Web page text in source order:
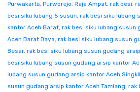
Purwakarta, Purworejo, Raja Ampat, rak besi,
besi siku lubang 5 susun, rak besi siku lubang
kantor Aceh Barat, rak besi siku lubang susun
Aceh Barat Daya, rak besi siku lubang susun
Besar, rak besi siku lubang susun gudang
besi siku lubang susun gudang arsip kantor
lubang susun gudang arsip kantor Aceh Singkil
susun gudang arsip kantor Aceh Tamiang, rak